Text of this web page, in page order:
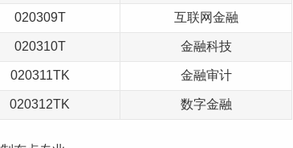
020309T 互联网金融
020310T 金融科技
020311TK 金融审计
020312TK 数字金融